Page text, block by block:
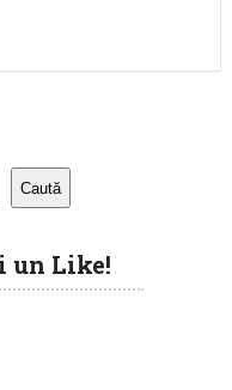
Caută
un Like!